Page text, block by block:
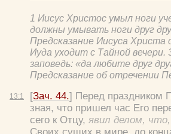
Евфимий Зигабен
Кирилл
Михаил (Лузин), еп.
"Иисус Христос.
Георгий
Александр
13:1
1 Иисус Христос умыл ноги
должны умывать ноги друг
Предсказание Иисуса Христа
Иуда уходит с Тайной вечери.
заповедь: «да любите друг
Предсказание об отречении
[Зач. 44.] Перед праздником
зная, что пришел час Его
сего к Отцу, явил делом, что,
Своих сущих в мире, до